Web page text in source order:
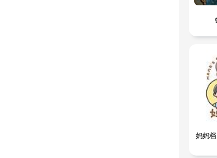
妈妈